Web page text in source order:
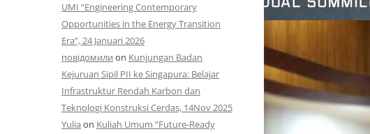
UMI “Engineering Contemporary
Opportunities in the Energy Transition
Era”, 24 Januari 2026
повідомили on Kunjungan Badan
Kejuruan Sipil PII ke Singapura: Belajar
Infrastruktur Rendah Karbon dan
Teknologi Konstruksi Cerdas, 14Nov 2025
Yulia on Kuliah Umum “Future-Ready